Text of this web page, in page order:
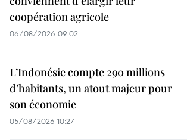
coopération agricole
06/08/2026 09:02
L’Indonésie compte 290 millions
d’habitants, un atout majeur pour
son économie
05/08/2026 10:27